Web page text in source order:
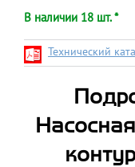
В наличии 18 шт. *
Технический